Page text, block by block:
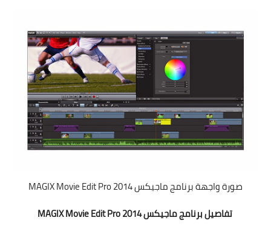
صورة واجهة برنامج ماجيكس MAGIX Movie Edit Pro 2014
تفاصيل برنامج ماجيكس MAGIX Movie Edit Pro 2014